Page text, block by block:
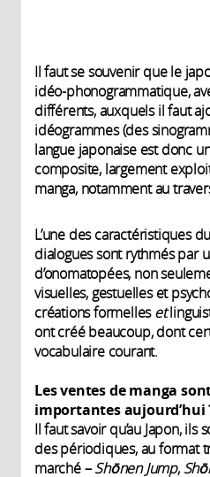
Il faut se souvenir que le
idéo-phonogrammatique,
différents, auxquels il faut
idéogrammes (des
langue japonaise est donc
composite, largement
manga, notamment au
L’une des caractéristiques
dialogues sont rythmés par
d’onomatopées, non
visuelles, gestuelles et
créations formelleset
ont créé beaucoup, dont
vocabulaire courant.
Les ventes de manga
importantes aujourd’hui
Il faut savoir qu’au Japon, ils
des périodiques, au format
marché –Shōnen Jump, Sh